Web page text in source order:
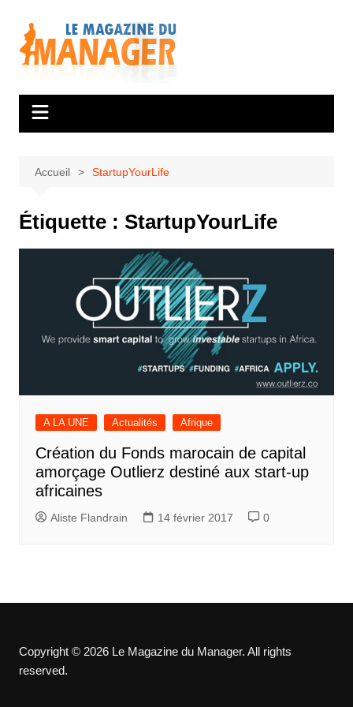
contenu
Accueil StartupYourLife
Étiquette : StartupYourLife
A LA UNE Actualités Afrique
Création du Fonds marocain de capital
amorçage Outlierz destiné aux start-up
africaines
Aliste Flandrain 14 février 2017 0
Copyright © 2026 Le Magazine du Manager. All rights
reserved.